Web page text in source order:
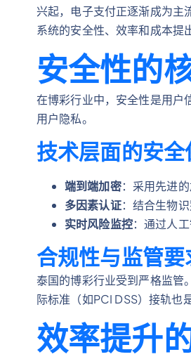
兴起，电子支付正逐渐成为
系统的安全性、效率和成本提
安全性的
在博彩行业中，安全性是用户
用户隐私。
技术层面的安全
端到端加密：采用先进
多因素认证：结合生物
实时风险监控：通过人
合规性与监管要
泰国的博彩行业受到严格监管
际标准（如PCI DSS）接轨也
效率提升